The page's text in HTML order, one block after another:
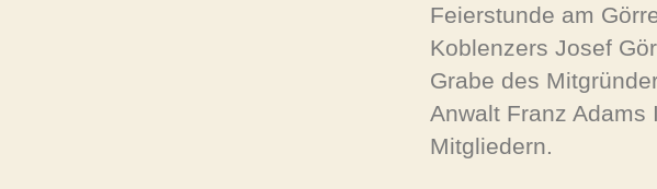
Feierstunde am
Koblenzers Josef
Grabe des
Anwalt Franz Adams
Mitgliedern.